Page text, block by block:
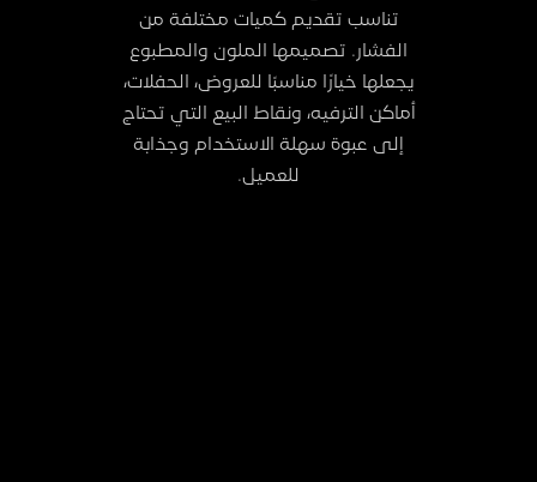
تناسب تقديم كميات مختلفة من
الفشار. تصميمها الملون والمطبوع
يجعلها خيارًا مناسبًا للعروض، الحفلات،
أماكن الترفيه، ونقاط البيع التي تحتاج
إلى عبوة سهلة الاستخدام وجذابة
للعميل.